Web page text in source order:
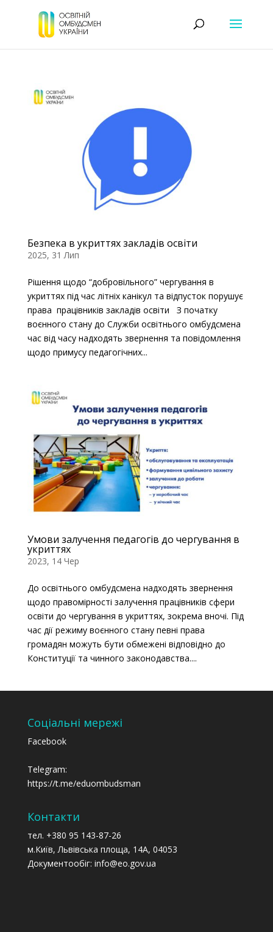
Безпека в укриттях закладів освіти
2025, 31 Лип
Рішення щодо “добровільного” чергування в
укриттях під час літніх канікул та відпусток порушує
права працівників закладів освіти З початку
воєнного стану до Служби освітнього омбудсмена
час від часу надходять звернення та повідомлення
щодо примусу педагогічних...
Умови залучення педагогів до чергування в
укриттях
2023, 14 Чер
До освітнього омбудсмена надходять звернення
щодо правомірності залучення працівників сфери
освіти до чергування в укриттях, зокрема вночі. Під
час дії режиму воєнного стану певні права
громадян можуть бути обмежені відповідно до
Конституції та чинного законодавства....
Соціальні мережі
Facebook
Telegram:
https://t.me/eduombudsman
Контакти
тел. +380 95 143-87-26
м.Київ, Львівська площа, 14А, 04053
Документообіг: info@eo.gov.ua